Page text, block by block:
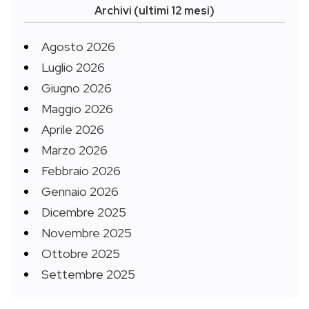
Archivi (ultimi 12 mesi)
Agosto 2026
Luglio 2026
Giugno 2026
Maggio 2026
Aprile 2026
Marzo 2026
Febbraio 2026
Gennaio 2026
Dicembre 2025
Novembre 2025
Ottobre 2025
Settembre 2025